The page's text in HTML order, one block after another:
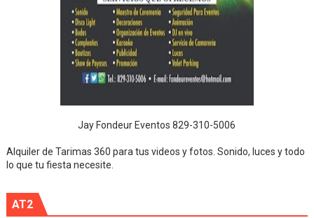
Jay Fondeur Eventos 829-310-5006
Alquiler de Tarimas 360 para tus videos y fotos. Sonido, luces y todo
lo que tu fiesta necesite.
AT2